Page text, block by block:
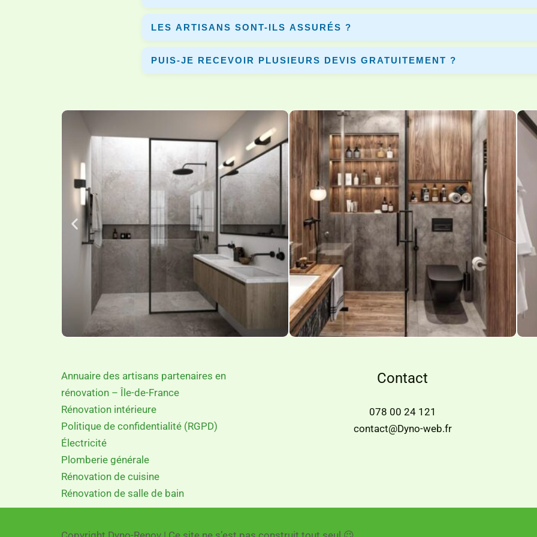
Une rénovation complète dure entre 5 et 10 jours selon le chantier et les équipements installés.
LES ARTISANS SONT-ILS ASSURÉS ?
Oui, tous les artisans partenaires disposent d’une assurance décennale pour garantir vos travaux.
PUIS-JE RECEVOIR PLUSIEURS DEVIS GRATUITEMENT ?
Annuaire des artisans partenaires en
rénovation – Île-de-France
Rénovation intérieure
Politique de confidentialité (RGPD)
Électricité
Plomberie générale
Rénovation de cuisine
Rénovation de salle de bain
Contact
078 00 24 121
contact@Dyno-web.fr